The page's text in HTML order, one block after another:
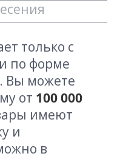
только с
по форме
Вы можете
от 100 000
имеют
и
в